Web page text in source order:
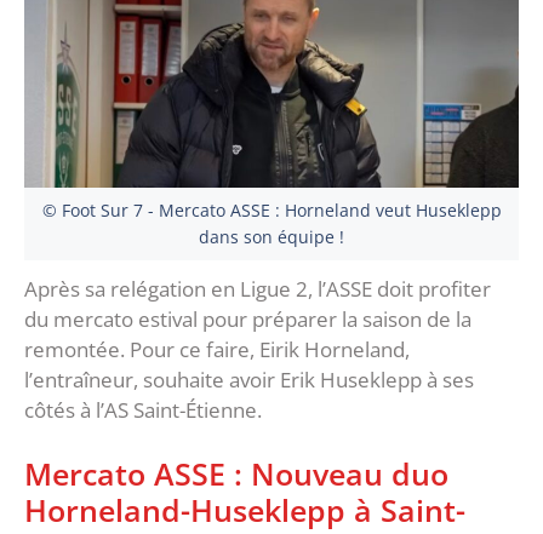
© Foot Sur 7 - Mercato ASSE : Horneland veut Huseklepp
dans son équipe !
Après sa relégation en Ligue 2, l’ASSE doit profiter
du mercato estival pour préparer la saison de la
remontée. Pour ce faire, Eirik Horneland,
l’entraîneur, souhaite avoir Erik Huseklepp à ses
côtés à l’AS Saint-Étienne.
Mercato ASSE : Nouveau duo
Horneland-Huseklepp à Saint-